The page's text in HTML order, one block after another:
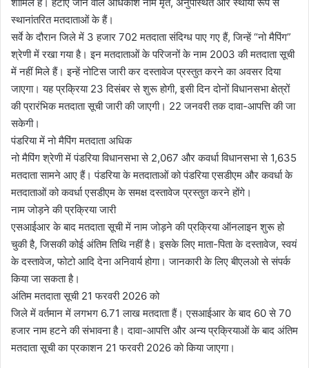
स्थानांतरित मतदाताओं के हैं।
सर्वे के दौरान जिले में 3 हजार 702 मतदाता संदिग्ध पाए गए हैं, जिन्हें “नो मैपिंग”
श्रेणी में रखा गया है। इन मतदाताओं के परिजनों के नाम 2003 की मतदाता सूची
में नहीं मिले हैं। इन्हें नोटिस जारी कर दस्तावेज प्रस्तुत करने का अवसर दिया
जाएगा। यह प्रक्रिया 23 दिसंबर से शुरू होगी, इसी दिन दोनों विधानसभा क्षेत्रों
की प्रारंभिक मतदाता सूची जारी की जाएगी। 22 जनवरी तक दावा-आपत्ति की जा
सकेगी।
पंडरिया में नो मैपिंग मतदाता अधिक
नो मैपिंग श्रेणी में पंडरिया विधानसभा से 2,067 और कवर्धा विधानसभा से 1,635
मतदाता सामने आए हैं। पंडरिया के मतदाताओं को पंडरिया एसडीएम और कवर्धा के
मतदाताओं को कवर्धा एसडीएम के समक्ष दस्तावेज प्रस्तुत करने होंगे।
नाम जोड़ने की प्रक्रिया जारी
एसआईआर के बाद मतदाता सूची में नाम जोड़ने की प्रक्रिया ऑनलाइन शुरू हो
चुकी है, जिसकी कोई अंतिम तिथि नहीं है। इसके लिए माता-पिता के दस्तावेज, स्वयं
के दस्तावेज, फोटो आदि देना अनिवार्य होगा। जानकारी के लिए बीएलओ से संपर्क
किया जा सकता है।
अंतिम मतदाता सूची 21 फरवरी 2026 को
जिले में वर्तमान में लगभग 6.71 लाख मतदाता हैं। एसआईआर के बाद 60 से 70
हजार नाम हटने की संभावना है। दावा-आपत्ति और अन्य प्रक्रियाओं के बाद अंतिम
मतदाता सूची का प्रकाशन 21 फरवरी 2026 को किया जाएगा।